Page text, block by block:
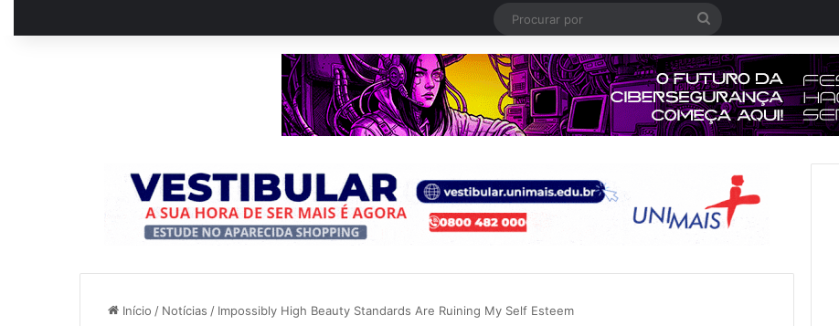
Procurar
por
Início / Notícias / Impossibly High Beauty Standards Are Ruining My Self Esteem